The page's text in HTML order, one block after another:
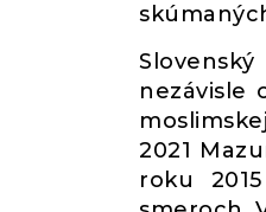
nezávisle
2021
roku